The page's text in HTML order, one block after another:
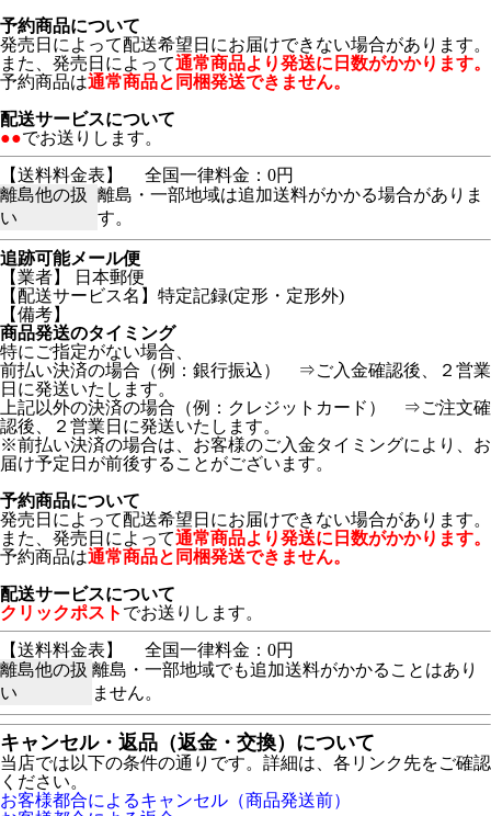
予約商品について
発売日によって配送希望日にお届けできない場合があります。
また、発売日によって通常商品より発送に日数がかかります。
予約商品は通常商品と同梱発送できません。
配送サービスについて
●●でお送りします。
【送料料金表】
全国一律料金：0円
離島他の扱
い
離島・一部地域は追加送料がかかる場合がありま
す。
追跡可能メール便
【業者】 日本郵便
【配送サービス名】特定記録(定形・定形外)
【備考】
商品発送のタイミング
特にご指定がない場合、
前払い決済の場合（例：銀行振込） ⇒ご入金確認後、２営業
日に発送いたします。
上記以外の決済の場合（例：クレジットカード） ⇒ご注文確
認後、２営業日に発送いたします。
※前払い決済の場合は、お客様のご入金タイミングにより、お
届け予定日が前後することがございます。
予約商品について
発売日によって配送希望日にお届けできない場合があります。
また、発売日によって通常商品より発送に日数がかかります。
予約商品は通常商品と同梱発送できません。
配送サービスについて
クリックポスト でお送りします。
【送料料金表】
全国一律料金：0円
離島他の扱
い
離島・一部地域でも追加送料がかかることはあり
ません。
キャンセル・返品（返金・交換）について
当店では以下の条件の通りです。詳細は、各リンク先をご確認
ください。
お客様都合によるキャンセル（商品発送前）